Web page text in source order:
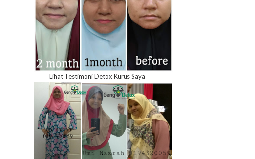
Lihat Testimoni Detox Kurus Saya